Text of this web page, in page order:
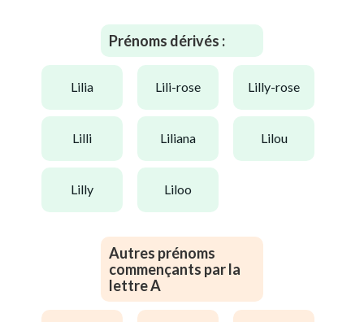
Prénoms dérivés :
lilia lili-rose lilly-rose
lilli liliana lilou
lilly liloo
Autres prénoms
commençants par la
lettre A